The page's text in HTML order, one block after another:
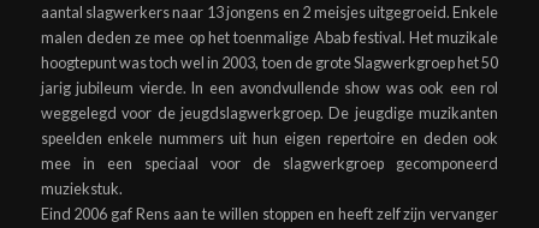
aantal slagwerkers naar 13 jongens en 2 meisjes uitgegroeid. Enkele
malen deden ze mee op het toenmalige Abab festival. Het muzikale
hoogtepunt was toch wel in 2003, toen de grote Slagwerkgroep het 50
jarig jubileum vierde. In een avondvullende show was ook een rol
weggelegd voor de jeugdslagwerkgroep. De jeugdige muzikanten
speelden enkele nummers uit hun eigen repertoire en deden ook
mee in een speciaal voor de slagwerkgroep gecomponeerd
muziekstuk.
Eind 2006 gaf Rens aan te willen stoppen en heeft zelf zijn vervanger